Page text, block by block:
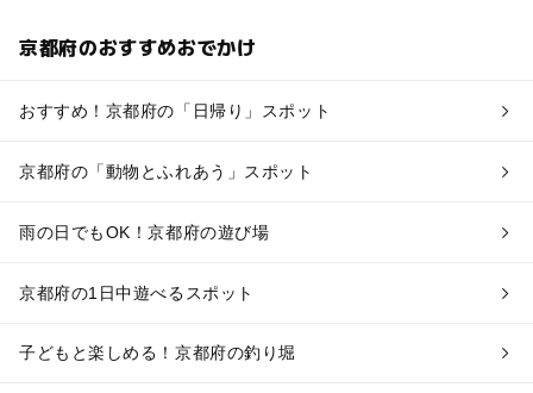
京都府のおすすめおでかけ
おすすめ！京都府の「日帰り」スポット
京都府の「動物とふれあう」スポット
雨の日でもOK！京都府の遊び場
京都府の1日中遊べるスポット
子どもと楽しめる！京都府の釣り堀